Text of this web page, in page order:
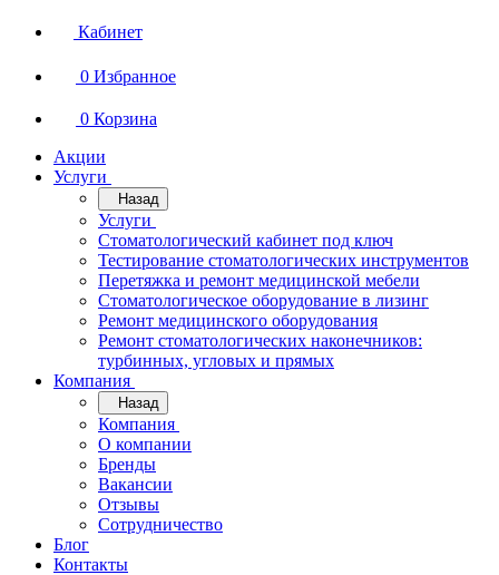
Кабинет
0 Избранное
0 Корзина
Акции
Услуги
Назад
Услуги
Стоматологический кабинет под ключ
Тестирование стоматологических инструментов
Перетяжка и ремонт медицинской мебели
Стоматологическое оборудование в лизинг
Ремонт медицинского оборудования
Ремонт стоматологических наконечников:
турбинных, угловых и прямых
Компания
Назад
Компания
О компании
Бренды
Вакансии
Отзывы
Сотрудничество
Блог
Контакты